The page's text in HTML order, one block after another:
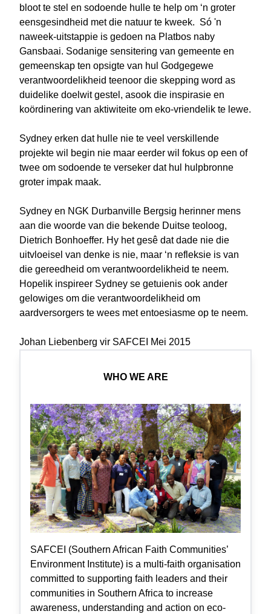
bloot te stel en sodoende hulle te help om ‘n groter
eensgesindheid met die natuur te kweek. Só 'n
naweek-uitstappie is gedoen na Platbos naby
Gansbaai. Sodanige sensitering van gemeente en
gemeenskap ten opsigte van hul Godgegewe
verantwoordelikheid teenoor die skepping word as
duidelike doelwit gestel, asook die inspirasie en
koördinering van aktiwiteite om eko-vriendelik te lewe.
Sydney erken dat hulle nie te veel verskillende
projekte wil begin nie maar eerder wil fokus op een of
twee om sodoende te verseker dat hul hulpbronne
groter impak maak.
Sydney en NGK Durbanville Bergsig herinner mens
aan die woorde van die bekende Duitse teoloog,
Dietrich Bonhoeffer. Hy het gesê dat dade nie die
uitvloeisel van denke is nie, maar ‘n refleksie is van
die gereedheid om verantwoordelikheid te neem.
Hopelik inspireer Sydney se getuienis ook ander
gelowiges om die verantwoordelikheid om
aardversorgers te wees met entoesiasme op te neem.
Johan Liebenberg vir SAFCEI Mei 2015
WHO WE ARE
SAFCEI (Southern African Faith Communities’
Environment Institute) is a multi-faith organisation
committed to supporting faith leaders and their
communities in Southern Africa to increase
awareness, understanding and action on eco-